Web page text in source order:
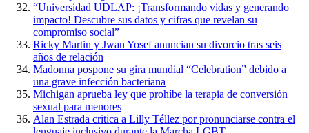
“Universidad UDLAP: ¡Transformando vidas y generando
impacto! Descubre sus datos y cifras que revelan su
compromiso social”
Ricky Martin y Jwan Yosef anuncian su divorcio tras seis
años de relación
Madonna pospone su gira mundial “Celebration” debido a
una grave infección bacteriana
Michigan aprueba ley que prohíbe la terapia de conversión
sexual para menores
Alan Estrada critica a Lilly Téllez por pronunciarse contra el